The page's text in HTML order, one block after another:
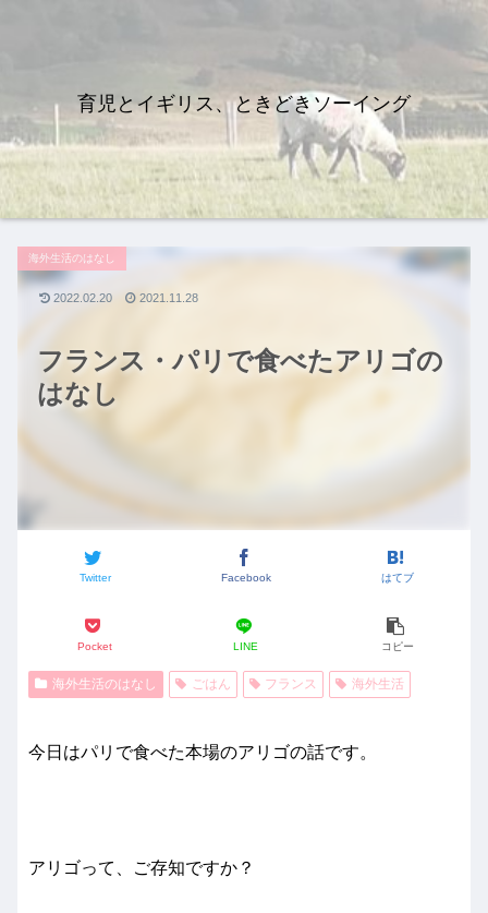
育児とイギリス、ときどきソーイング
フランス・パリで食べたアリゴの
はなし
海外生活のはなし
Twitter Facebook はてブ
Pocket LINE コピー
2022.02.20 2021.11.28
海外生活のはなし ごはん フランス 海外生活
今日はパリで食べた本場のアリゴの話です。
アリゴって、ご存知ですか？